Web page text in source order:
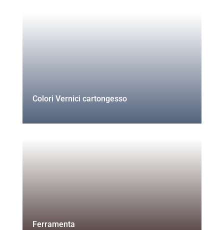
Colori Vernici cartongesso
Ferramenta